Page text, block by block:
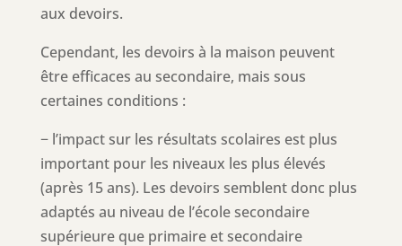
aux devoirs.
Cependant, les devoirs à la maison peuvent
être efficaces au secondaire, mais sous
certaines conditions :
− l’impact sur les résultats scolaires est plus
important pour les niveaux les plus élevés
(après 15 ans). Les devoirs semblent donc plus
adaptés au niveau de l’école secondaire
supérieure que primaire et secondaire